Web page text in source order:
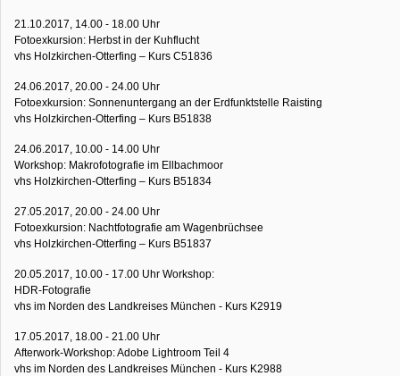
21.10.2017, 14.00 - 18.00 Uhr
Fotoexkursion: Herbst in der Kuhflucht
vhs Holzkirchen-Otterfing – Kurs C51836
24.06.2017, 20.00 - 24.00 Uhr
Fotoexkursion: Sonnenuntergang an der Erdfunktstelle Raisting
vhs Holzkirchen-Otterfing – Kurs B51838
24.06.2017, 10.00 - 14.00 Uhr
Workshop: Makrofotografie im Ellbachmoor
vhs Holzkirchen-Otterfing – Kurs B51834
27.05.2017, 20.00 - 24.00 Uhr
Fotoexkursion: Nachtfotografie am Wagenbrüchsee
vhs Holzkirchen-Otterfing – Kurs B51837
20.05.2017, 10.00 - 17.00 Uhr Workshop:
HDR-Fotografie
vhs im Norden des Landkreises München - Kurs K2919
17.05.2017, 18.00 - 21.00 Uhr
Afterwork-Workshop: Adobe Lightroom Teil 4
vhs im Norden des Landkreises München - Kurs K2988